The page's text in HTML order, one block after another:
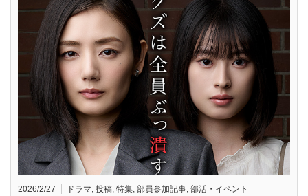
2026/2/27 ドラマ, 投稿, 特集, 部員参加記事, 部活・イベント